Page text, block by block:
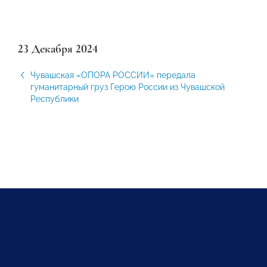
23 Декабря 2024
Чувашская «ОПОРА РОССИИ» передала
гуманитарный груз Герою России из Чувашской
Республики